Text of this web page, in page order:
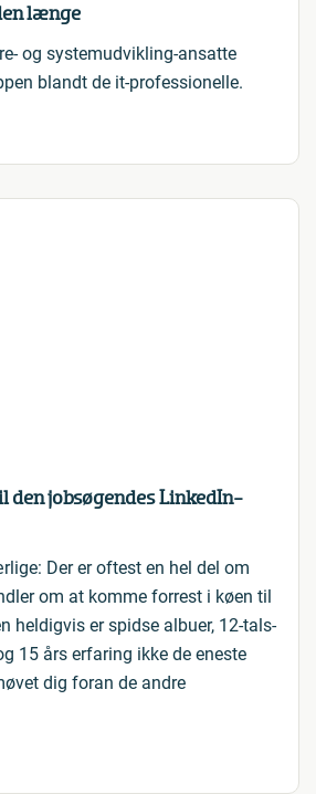
længe
og systemudvikling-ansatte
blandt de it-professionelle.
den jobsøgendes LinkedIn-
Der er oftest en hel del om
om at komme forrest i køen til
heldigvis er spidse albuer, 12-tals-
15 års erfaring ikke de eneste
dig foran de andre